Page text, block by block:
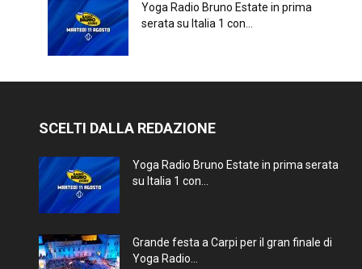
Yoga Radio Bruno Estate in prima
serata su Italia 1 con...
SCELTI DALLA REDAZIONE
Yoga Radio Bruno Estate in prima serata
su Italia 1 con...
Grande festa a Carpi per il gran finale di
Yoga Radio...